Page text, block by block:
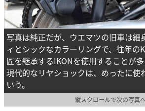
写真は純正だが、ウエマツの旧車は細
ィとシックなカラーリングで、往年の
匠を継承するIKONを使用することが
現代的なリヤショックは、めったに使
いう。
縦スクロールで次の写真